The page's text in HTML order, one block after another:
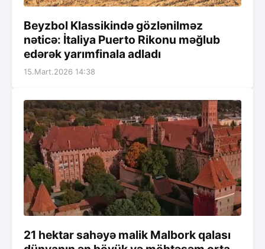
Beyzbol Klassikində gözlənilməz
nəticə: İtaliya Puerto Rikonu məğlub
edərək yarımfinala adladı
15.Mart.2026 14:38
21 hektar sahəyə malik Malbork qalası